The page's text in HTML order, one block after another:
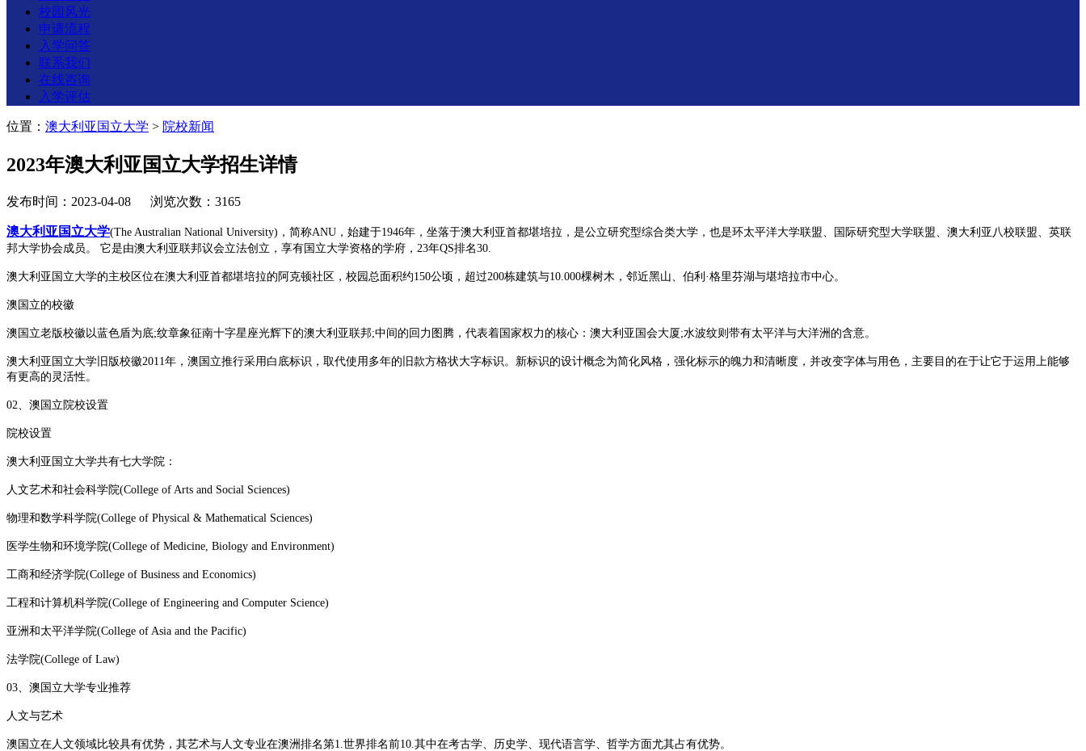
校园风光
申请流程
入学问答
联系我们
在线咨询
入学评估
位置： 澳大利亚国立大学 > 院校新闻
2023年澳大利亚国立大学招生详情
发布时间：2023-04-08 浏览次数：3165
澳大利亚国立大学(The Australian National University)，简称ANU，始建于1946年，坐落于澳大利亚首都堪培拉，是公立研究型综合类大学，也是环太平洋大学联盟、国际研究型大学联盟、澳大利亚八校联盟、英联
邦大学协会成员。 它是由澳大利亚联邦议会立法创立，享有国立大学资格的学府，23年QS排名30.
澳大利亚国立大学的主校区位在澳大利亚首都堪培拉的阿克顿社区，校园总面积约150公顷，超过200栋建筑与10.000棵树木，邻近黑山、伯利·格里芬湖与堪培拉市中心。
澳国立的校徽
澳国立老版校徽以蓝色盾为底;纹章象征南十字星座光辉下的澳大利亚联邦;中间的回力图腾，代表着国家权力的核心：澳大利亚国会大厦;水波纹则带有太平洋与大洋洲的含意。
澳大利亚国立大学旧版校徽2011年，澳国立推行采用白底标识，取代使用多年的旧款方格状大字标识。新标识的设计概念为简化风格，强化标示的魄力和清晰度，并改变字体与用色，主要目的在于让它于运用上能够
有更高的灵活性。
02、澳国立院校设置
院校设置
澳大利亚国立大学共有七大学院：
人文艺术和社会科学院(College of Arts and Social Sciences)
物理和数学科学院(College of Physical & Mathematical Sciences)
医学生物和环境学院(College of Medicine, Biology and Environment)
工商和经济学院(College of Business and Economics)
工程和计算机科学院(College of Engineering and Computer Science)
亚洲和太平洋学院(College of Asia and the Pacific)
法学院(College of Law)
03、澳国立大学专业推荐
人文与艺术
澳国立在人文领域比较具有优势，其艺术与人文专业在澳洲排名第1.世界排名前10.其中在考古学、历史学、现代语言学、哲学方面尤其占有优势。